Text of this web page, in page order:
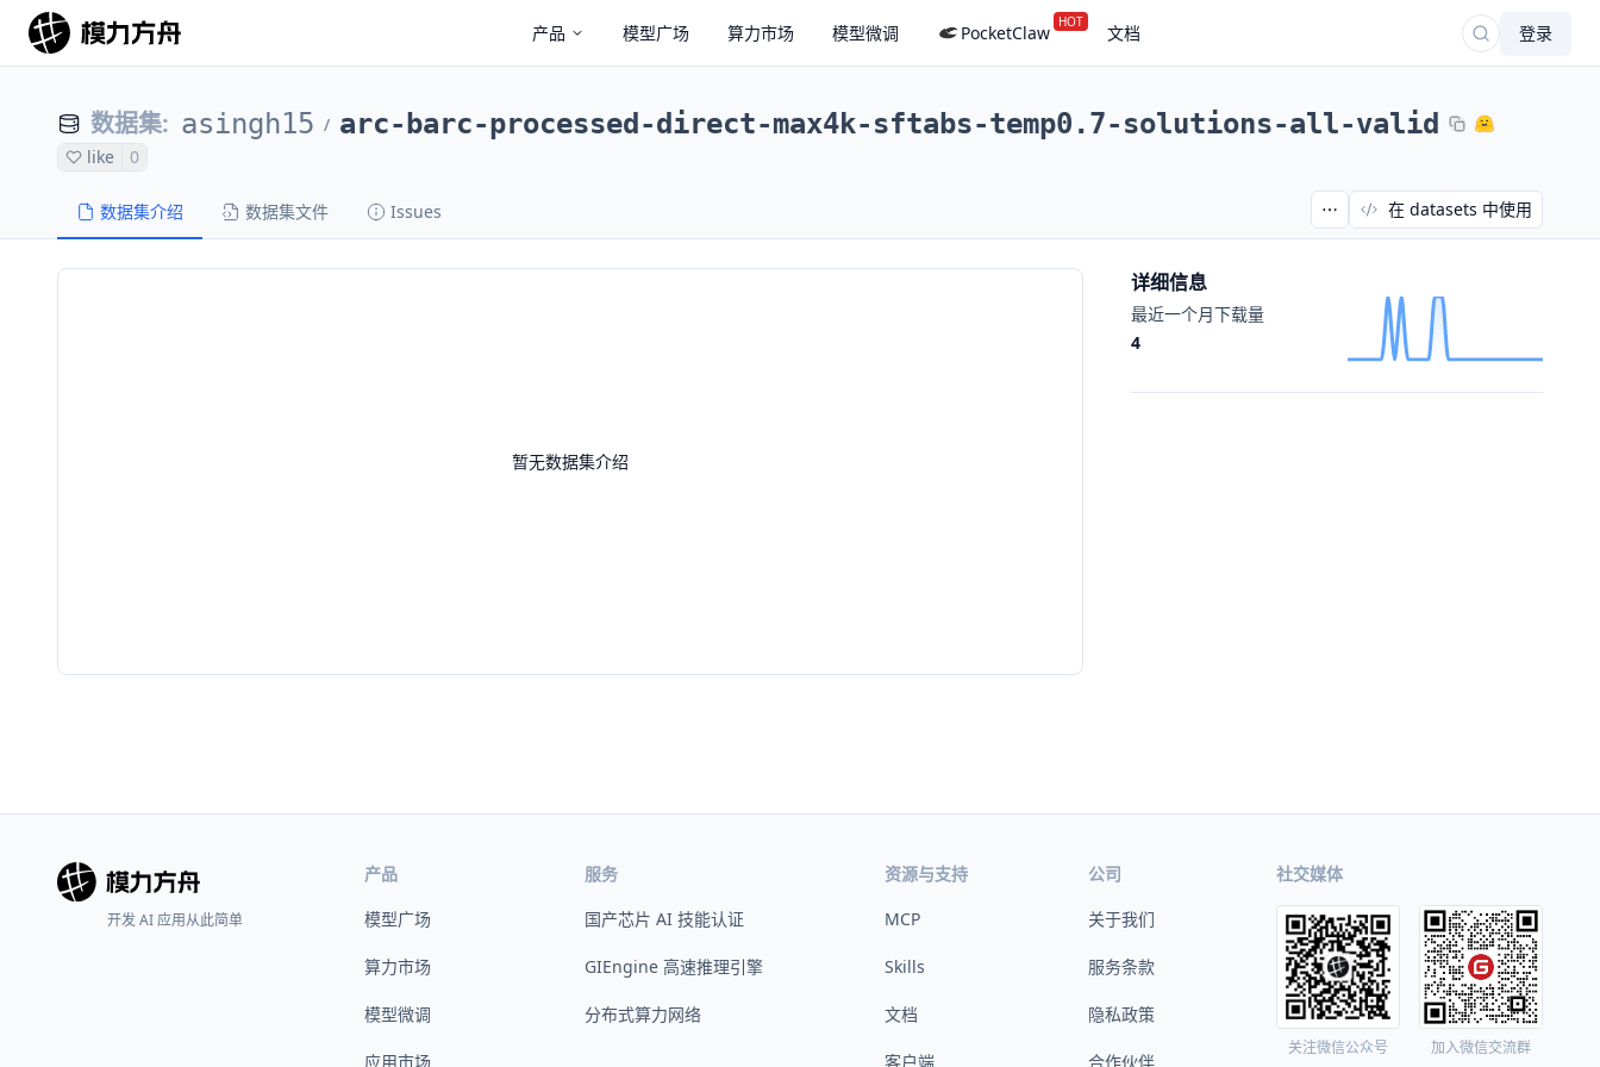
产品 模型广场 算力市场 模型微调 PocketClaw HOT 文档 登录
数据集: asingh15 / arc-barc-processed-direct-max4k-sftabs-temp0.7-solutions-all-valid
like 0
数据集介绍 数据集文件 Issues 在 datasets 中使用
暂无数据集介绍
详细信息
最近一个月下载量
4
开发 AI 应用从此简单
产品
模型广场
算力市场
模型微调
应用市场
服务
国产芯片 AI 技能认证
GIEngine 高速推理引擎
分布式算力网络
资源与支持
MCP
Skills
文档
客户端
公司
关于我们
服务条款
隐私政策
合作伙伴
社交媒体
关注微信公众号 加入微信交流群